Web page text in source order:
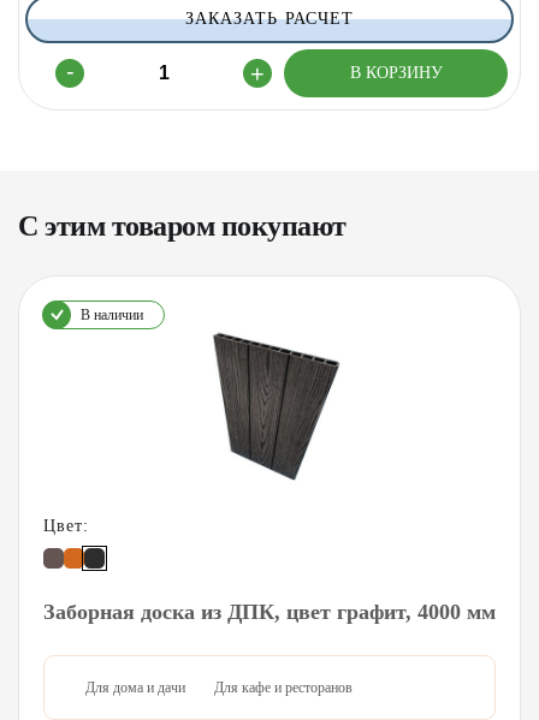
ЗАКАЗАТЬ РАСЧЕТ
С этим товаром покупают
В наличии
Цвет:
Заборная доска из ДПК, цвет графит, 4000 мм
Для дома и дачи Для кафе и ресторанов